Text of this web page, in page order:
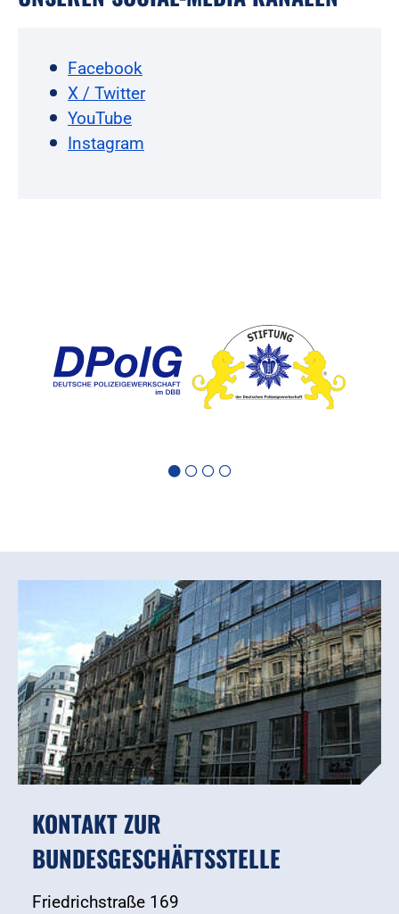
Facebook
X / Twitter
YouTube
Instagram
KONTAKT ZUR
BUNDESGESCHÄFTSSTELLE
Friedrichstraße 169